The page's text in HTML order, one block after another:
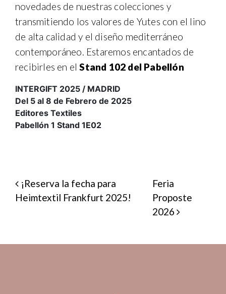
novedades de nuestras colecciones y
transmitiendo los valores de Yutes con el lino
de alta calidad y el diseño mediterráneo
contemporáneo. Estaremos encantados de
recibirles en elStand 102 del Pabellón
INTERGIFT 2025 / MADRID
Del 5 al 8 de Febrero de 2025
Editores Textiles
Pabellón 1 Stand 1E02
NAVEGACIÓN
¡Reserva la fecha para
Heimtextil Frankfurt 2025!
Feria
Proposte
2026